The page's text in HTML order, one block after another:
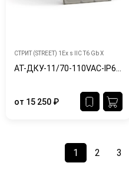
СТРИТ (STREET) 1Ex s IIC T6 Gb X
от 15 250 ₽
1 (current)
2 3